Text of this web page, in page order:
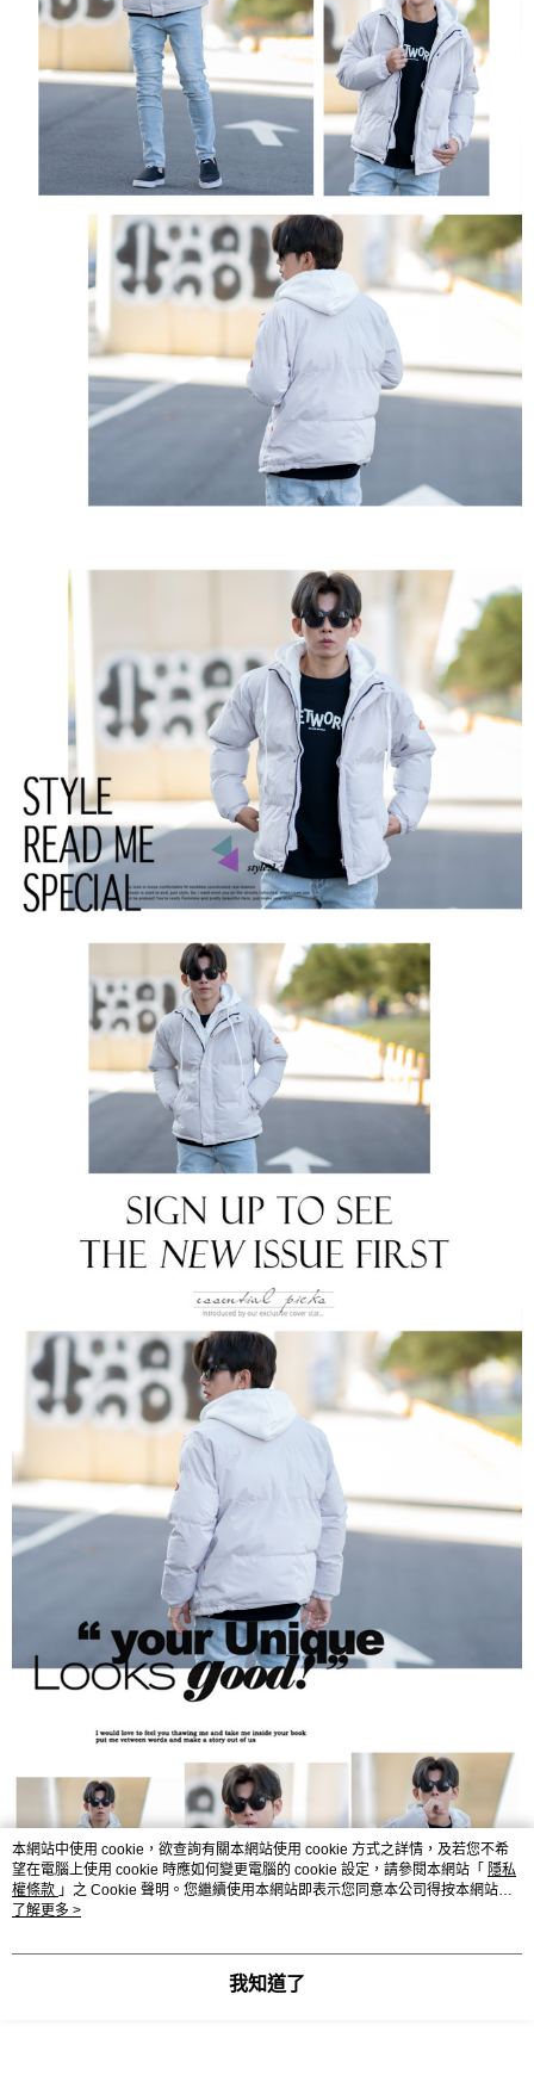
本網站中使用 cookie，欲查詢有關本網站使用 cookie 方式之詳情，及若您不希
望在電腦上使用 cookie 時應如何變更電腦的 cookie 設定，請參閱本網站「 隱私
權條款 」之 Cookie 聲明。您繼續使用本網站即表示您同意本公司得按本網站使
用條款之 Cookie 聲明使用 cookie。
了解更多 >
我知道了